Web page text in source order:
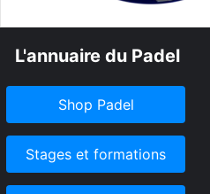
L'annuaire du Padel
Shop Padel
Stages et formations